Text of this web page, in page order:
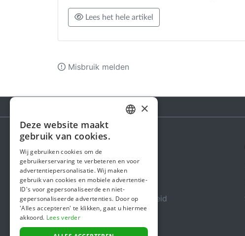
Lees het hele artikel
Misbruik melden
Steunactie
Over ons
In de media
Veiligheid & Betrouwbaarheid
Algemene voorwaarden
Privacybeleid
ENGLISH
×
Deze website maakt
gebruik van cookies.
Wij gebruiken cookies om de
gebruikerservaring te verbeteren en voor
advertentiepersonalisatie. Wij maken
gebruik van cookies en mobiele advertentie-
ID's voor gepersonaliseerde en niet-
gepersonaliseerde advertenties. Door op
'Alles accepteren' te klikken, gaat u hiermee
akkoord. Lees verder